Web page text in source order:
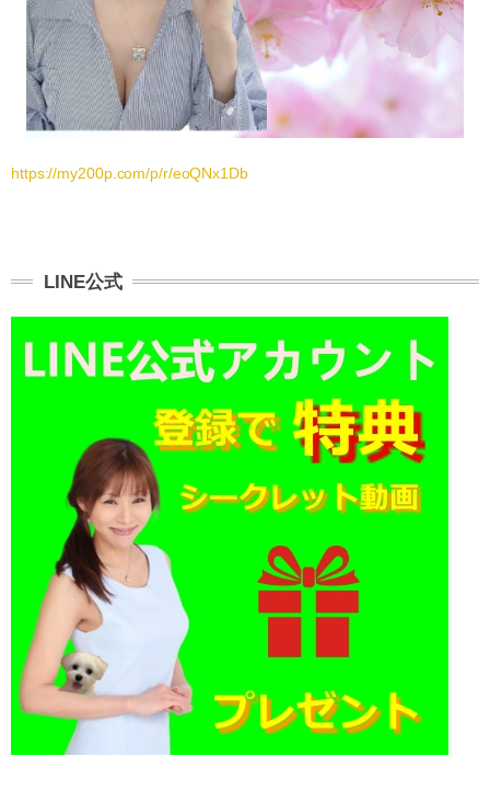
https://my200p.com/p/r/eoQNx1Db
LINE公式